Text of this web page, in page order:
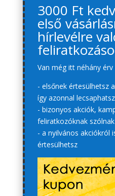
3000 Ft
első
hírlevélre
Van még itt néhány érv
- elsőnek értesülhetsz
így azonnal
- bizonyos akciók,
feliratkozóknak szólnak
- a nyilvános akciókról
értesülhetsz